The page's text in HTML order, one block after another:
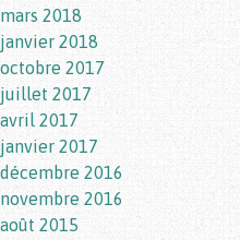
mars 2018
janvier 2018
octobre 2017
juillet 2017
avril 2017
janvier 2017
décembre 2016
novembre 2016
août 2015